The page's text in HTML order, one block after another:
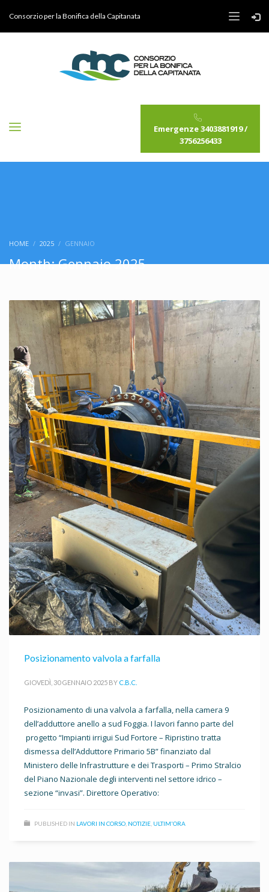
Consorzio per la Bonifica della Capitanata
Emergenze 3403881919 /
3756256433
HOME 2025 GENNAIO
Month: Gennaio 2025
Posizionamento valvola a farfalla
GIOVEDÌ, 30 GENNAIO 2025 BY C.B.C.
Posizionamento di una valvola a farfalla, nella camera 9
dell’adduttore anello a sud Foggia. I lavori fanno parte del
progetto “Impianti irrigui Sud Fortore – Ripristino tratta
dismessa dell’Adduttore Primario 5B” finanziato dal
Ministero delle Infrastrutture e dei Trasporti – Primo Stralcio
del Piano Nazionale degli interventi nel settore idrico –
sezione “invasi”. Direttore Operativo:
PUBLISHED IN LAVORI IN CORSO NOTIZIE ULTIM'ORA